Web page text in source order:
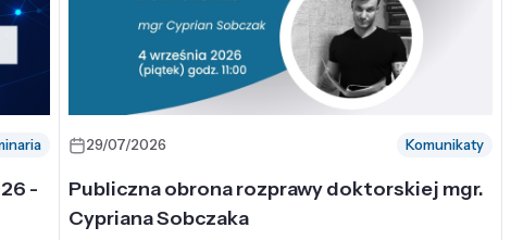
-
29/07/2026 Komunikaty
Publiczna obrona rozprawy doktorskiej mgr.
Cypriana Sobczaka